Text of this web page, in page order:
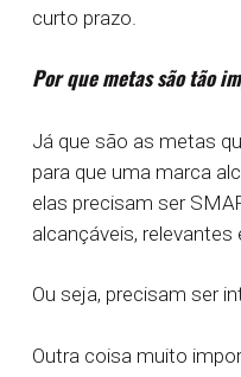
curto prazo.
Por que metas são tão
Já que são as metas
para que uma marca
elas precisam ser
alcançáveis, relevantes
Ou seja, precisam ser
Outra coisa muito